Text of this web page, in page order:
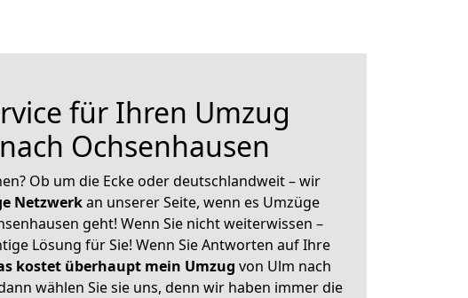
für Ihren Umzug
Ochsenhausen
Ob um die Ecke oder deutschlandweit – wir
Netzwerkan unserer Seite, wenn es Umzüge
geht! Wenn Sie nicht weiterwissen –
Lösung für Sie! Wenn Sie Antworten auf Ihre
kostet überhaupt mein Umzug von Ulm nach
wählen Sie sie uns, denn wir haben immer die